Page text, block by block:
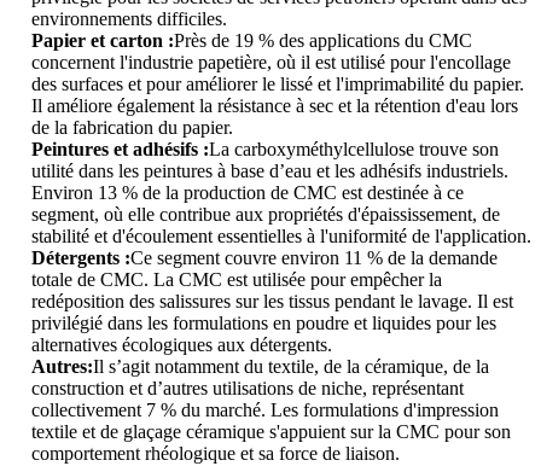
environnements difficiles.
Papier et carton :Près de 19 % des applications du CMC
concernent l'industrie papetière, où il est utilisé pour l'encollage
des surfaces et pour améliorer le lissé et l'imprimabilité du papier.
Il améliore également la résistance à sec et la rétention d'eau lors
de la fabrication du papier.
Peintures et adhésifs :La carboxyméthylcellulose trouve son
utilité dans les peintures à base d’eau et les adhésifs industriels.
Environ 13 % de la production de CMC est destinée à ce
segment, où elle contribue aux propriétés d'épaississement, de
stabilité et d'écoulement essentielles à l'uniformité de l'application.
Détergents :Ce segment couvre environ 11 % de la demande
totale de CMC. La CMC est utilisée pour empêcher la
redéposition des salissures sur les tissus pendant le lavage. Il est
privilégié dans les formulations en poudre et liquides pour les
alternatives écologiques aux détergents.
Autres:Il s’agit notamment du textile, de la céramique, de la
construction et d’autres utilisations de niche, représentant
collectivement 7 % du marché. Les formulations d'impression
textile et de glaçage céramique s'appuient sur la CMC pour son
comportement rhéologique et sa force de liaison.